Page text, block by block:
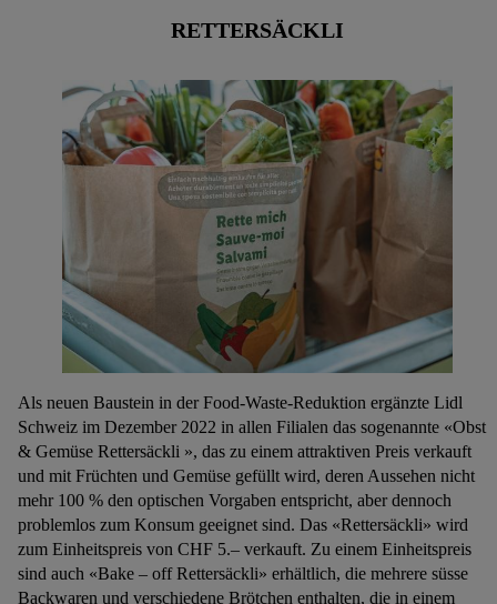
RETTERSÄCKLI
Als neuen Baustein in der Food-Waste-Reduktion ergänzte Lidl
Schweiz im Dezember 2022 in allen Filialen das sogenannte «Obst
& Gemüse Rettersäckli », das zu einem attraktiven Preis verkauft
und mit Früchten und Gemüse gefüllt wird, deren Aussehen nicht
mehr 100 % den optischen Vorgaben entspricht, aber dennoch
problemlos zum Konsum geeignet sind. Das «Rettersäckli» wird
zum Einheitspreis von CHF 5.– verkauft. Zu einem Einheitspreis
sind auch «Bake – off Rettersäckli» erhältlich, die mehrere süsse
Backwaren und verschiedene Brötchen enthalten, die in einem
Speicherdauer der Daten und zu deinem Recht, deine
Einwilligung jederzeit mit Wirkung für die Zukunft zu
Die Impressen findest du hier.